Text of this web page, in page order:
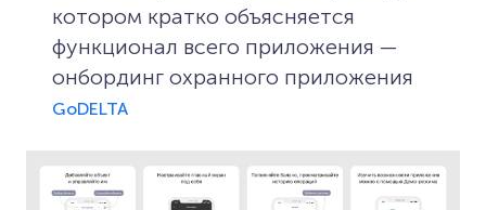
котором кратко объясняется
функционал всего приложения —
онбординг охранного приложения
GoDELTA